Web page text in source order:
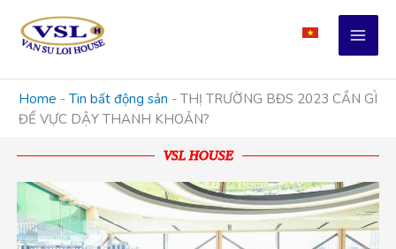
content
Home - Tin bất động sản - THỊ TRƯỜNG BĐS 2023 CẦN GÌ
ĐỂ VỰC DẬY THANH KHOẢN?
VSL HOUSE